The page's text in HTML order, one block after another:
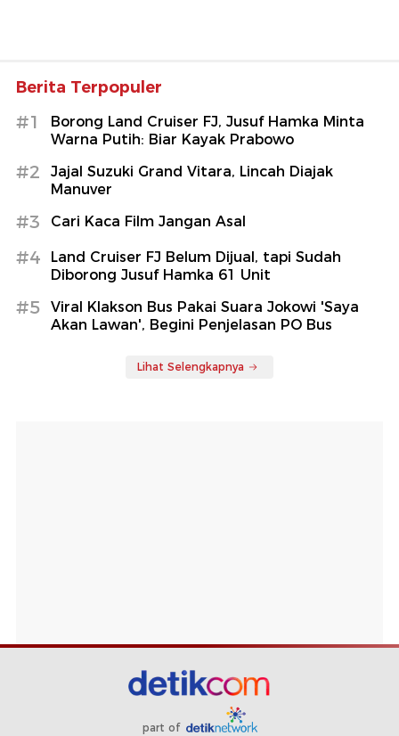
Berita Terpopuler
#1
Borong Land Cruiser FJ, Jusuf Hamka Minta
Warna Putih: Biar Kayak Prabowo
#2
Jajal Suzuki Grand Vitara, Lincah Diajak
Manuver
#3 Cari Kaca Film Jangan Asal
#4
Land Cruiser FJ Belum Dijual, tapi Sudah
Diborong Jusuf Hamka 61 Unit
#5
Viral Klakson Bus Pakai Suara Jokowi 'Saya
Akan Lawan', Begini Penjelasan PO Bus
Lihat Selengkapnya
part of